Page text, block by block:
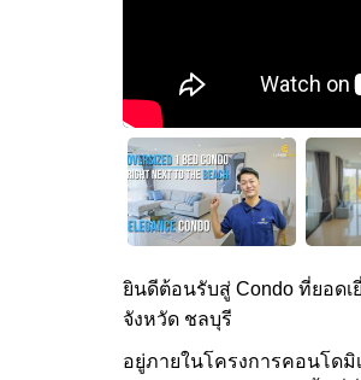
ยินดีต้อนรับสู่ Condo ที่ยอดเ
จังหวัด ชลบุรี
อยู่ภายในโครงการคอนโดมิ